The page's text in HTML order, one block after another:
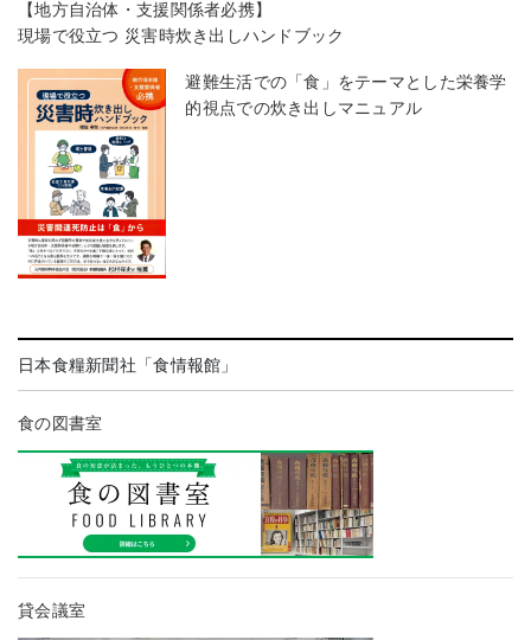
【地方自治体・支援関係者必携】
現場で役立つ 災害時炊き出しハンドブック
避難生活での「食」をテーマとした栄養学
的視点での炊き出しマニュアル
日本食糧新聞社「食情報館」
食の図書室
貸会議室